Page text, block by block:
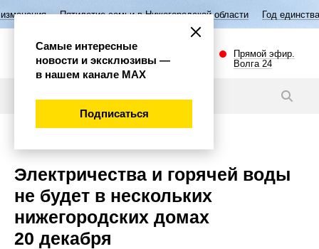
семьи в Нижегородской области Год единства народов России
Прямой эфир.
Волга 24
Электричества и горячей воды
не будет в нескольких
нижегородских домах
20 декабря
Самые интересные
новости и эксклюзивы —
в нашем канале МАХ
Подписаться